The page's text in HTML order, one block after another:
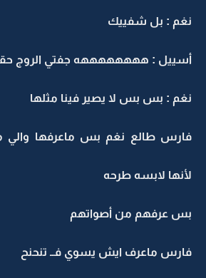
نغم : بل شفييك
أسييل : ههههههههه جفتي الروج
نغم : بس بس لا يصير فينا مثلها
فارس طالع نغم بس ماعرفها والي
لأنها لابسه طرحه
بس عرفهم من أصواتهم
فارس ماعرف ايش يسوي فــ تنحنح